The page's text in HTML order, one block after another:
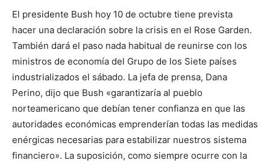
El presidente Bush hoy 10 de octubre tiene prevista
hacer una declaración sobre la crisis en el Rose Garden.
También dará el paso nada habitual de reunirse con los
ministros de economía del Grupo de los Siete países
industrializados el sábado. La jefa de prensa, Dana
Perino, dijo que Bush «garantizaría al pueblo
norteamericano que debían tener confianza en que las
autoridades económicas emprenderían todas las medidas
enérgicas necesarias para estabilizar nuestros sistema
financiero». La suposición, como siempre ocurre con la